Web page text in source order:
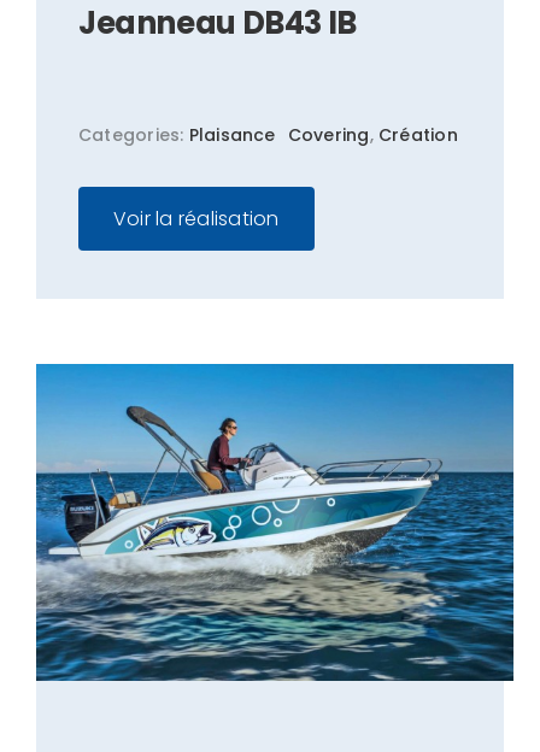
Jeanneau DB43 IB
Categories: Plaisance Covering, Création
Voir la réalisation